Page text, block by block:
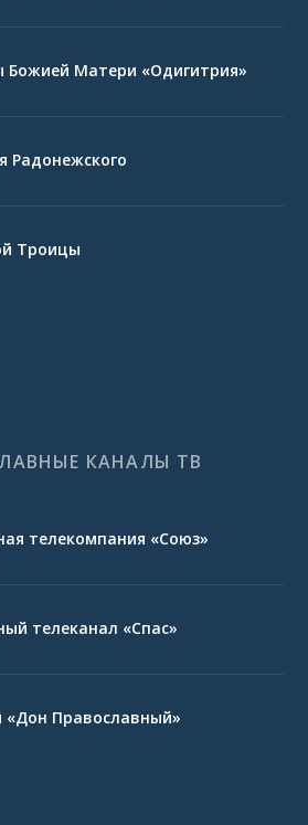
Божией Матери «Одигитрия»
Радонежского
Троицы
КАНАЛЫ ТВ
телекомпания «Союз»
телеканал «Спас»
«Дон Православный»